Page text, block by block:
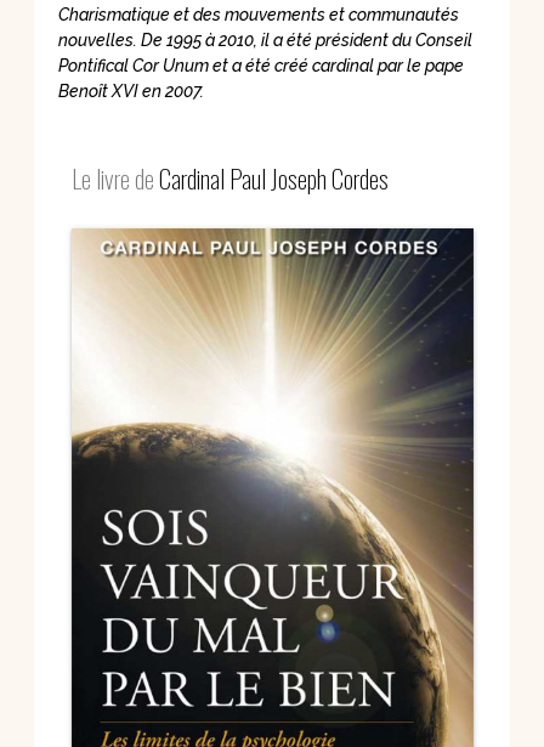
Charismatique et des mouvements et communautés
nouvelles. De 1995 à 2010, il a été président du Conseil
Pontifical Cor Unum et a été créé cardinal par le pape
Benoît XVI en 2007.
Le livre deCardinal Paul Joseph Cordes